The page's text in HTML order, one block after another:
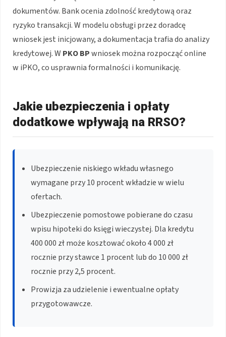
dokumentów. Bank ocenia zdolność kredytową oraz
ryzyko transakcji. W modelu obsługi przez doradcę
wniosek jest inicjowany, a dokumentacja trafia do analizy
kredytowej. W PKO BPwniosek można rozpocząć online
w iPKO, co usprawnia formalności i komunikację.
Jakie ubezpieczenia i opłaty
dodatkowe wpływają na RRSO?
Ubezpieczenie niskiego wkładu własnego
wymagane przy 10 procent wkładzie w wielu
ofertach.
Ubezpieczenie pomostowe pobierane do czasu
wpisu hipoteki do księgi wieczystej. Dla kredytu
400 000 zł może kosztować około 4 000 zł
rocznie przy stawce 1 procent lub do 10 000 zł
rocznie przy 2,5 procent.
Prowizja za udzielenie i ewentualne opłaty
przygotowawcze.